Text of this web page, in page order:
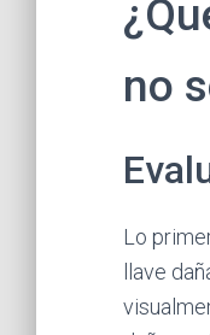
no
Lo
llave